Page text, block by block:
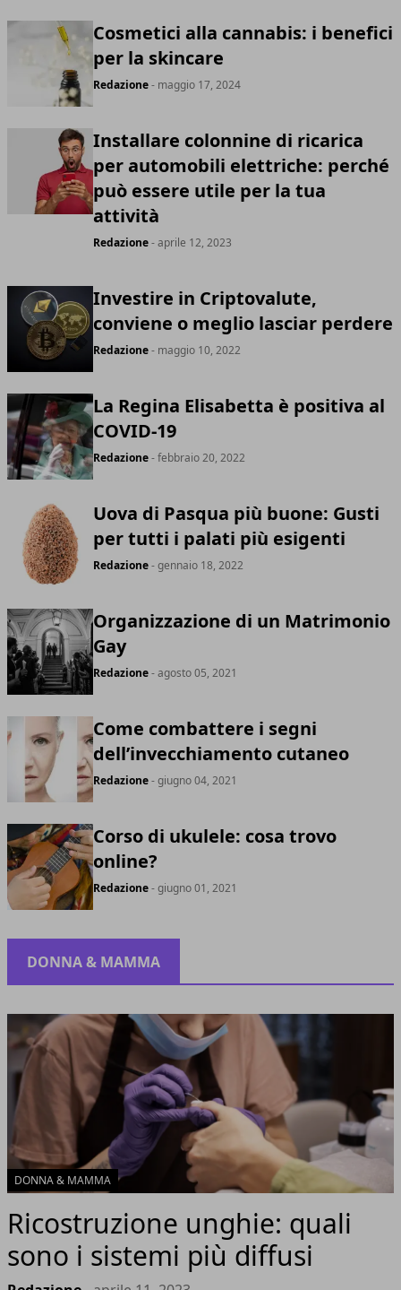
Cosmetici alla cannabis: i benefici
per la skincare
Redazione- maggio 17, 2024
Installare colonnine di ricarica
per automobili elettriche: perché
può essere utile per la tua
attività
Redazione- aprile 12, 2023
Investire in Criptovalute,
conviene o meglio lasciar perdere
Redazione- maggio 10, 2022
La Regina Elisabetta è positiva al
COVID-19
Redazione- febbraio 20, 2022
Uova di Pasqua più buone: Gusti
per tutti i palati più esigenti
Redazione- gennaio 18, 2022
Organizzazione di un Matrimonio
Gay
Redazione- agosto 05, 2021
Come combattere i segni
dell’invecchiamento cutaneo
Redazione- giugno 04, 2021
Corso di ukulele: cosa trovo
online?
Redazione- giugno 01, 2021
DONNA & MAMMA
DONNA & MAMMA
Ricostruzione unghie: quali
sono i sistemi più diffusi